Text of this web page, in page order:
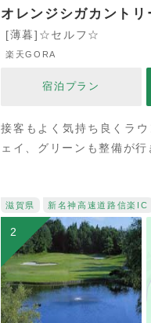
オレンジシガカントリ
[薄暮]☆セルフ☆
楽天GORA
宿泊プラン
接客もよく気持ち良くラ
ェイ、グリーンも整備が
滋賀県 新名神高速道路信楽IC
2